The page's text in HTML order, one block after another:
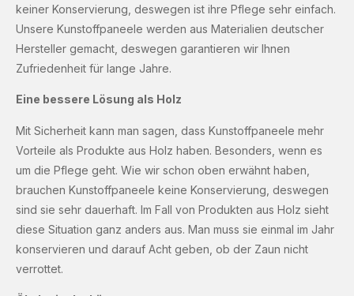
keiner Konservierung, deswegen ist ihre Pflege sehr einfach.
Unsere Kunstoffpaneele werden aus Materialien deutscher
Hersteller gemacht, deswegen garantieren wir Ihnen
Zufriedenheit für lange Jahre.
Eine bessere Lösung als Holz
Mit Sicherheit kann man sagen, dass Kunstoffpaneele mehr
Vorteile als Produkte aus Holz haben. Besonders, wenn es
um die Pflege geht. Wie wir schon oben erwähnt haben,
brauchen Kunstoffpaneele keine Konservierung, deswegen
sind sie sehr dauerhaft. Im Fall von Produkten aus Holz sieht
diese Situation ganz anders aus. Man muss sie einmal im Jahr
konservieren und darauf Acht geben, ob der Zaun nicht
verrottet.